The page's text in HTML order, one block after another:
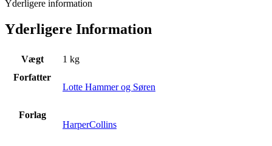
Yderligere information
Yderligere Information
Vægt
1 kg
Forfatter
Lotte Hammer og Søren
Forlag
HarperCollins